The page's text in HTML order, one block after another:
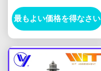
ージの防止装置の灰色色
最もよい価格を得なさい